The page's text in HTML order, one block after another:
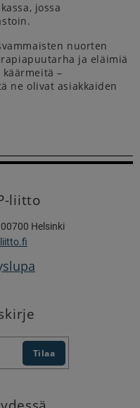
jossa
nuorten
ja eläimiä
–
ne olivat asiakkaiden
liitto
Helsinki